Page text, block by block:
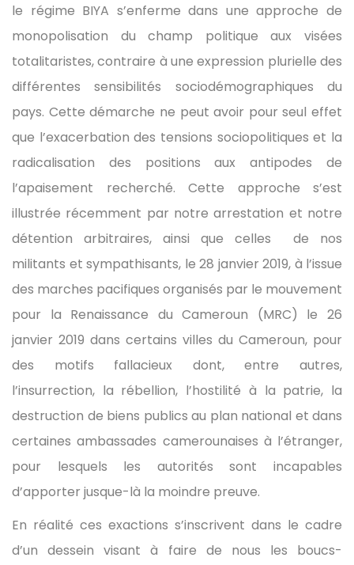
le régime BIYA s’enferme dans une approche de
monopolisation du champ politique aux visées
totalitaristes, contraire à une expression plurielle des
différentes sensibilités sociodémographiques du
pays. Cette démarche ne peut avoir pour seul effet
que l’exacerbation des tensions sociopolitiques et la
radicalisation des positions aux antipodes de
l’apaisement recherché. Cette approche s’est
illustrée récemment par notre arrestation et notre
détention arbitraires, ainsi que celles de nos
militants et sympathisants, le 28 janvier 2019, à l’issue
des marches pacifiques organisés par le mouvement
pour la Renaissance du Cameroun (MRC) le 26
janvier 2019 dans certains villes du Cameroun, pour
des motifs fallacieux dont, entre autres,
l’insurrection, la rébellion, l’hostilité à la patrie, la
destruction de biens publics au plan national et dans
certaines ambassades camerounaises à l’étranger,
pour lesquels les autorités sont incapables
d’apporter jusque-là la moindre preuve.
En réalité ces exactions s’inscrivent dans le cadre
d’un dessein visant à faire de nous les boucs-